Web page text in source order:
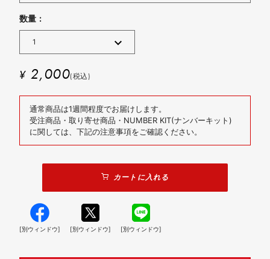
数量 :
¥ 2,000(税込)
通常商品は1週間程度でお届けします。
受注商品・取り寄せ商品・NUMBER KIT(ナンバーキット)
に関しては、下記の注意事項をご確認ください。
カートに入れる
[別ウィンドウ] [別ウィンドウ] [別ウィンドウ]